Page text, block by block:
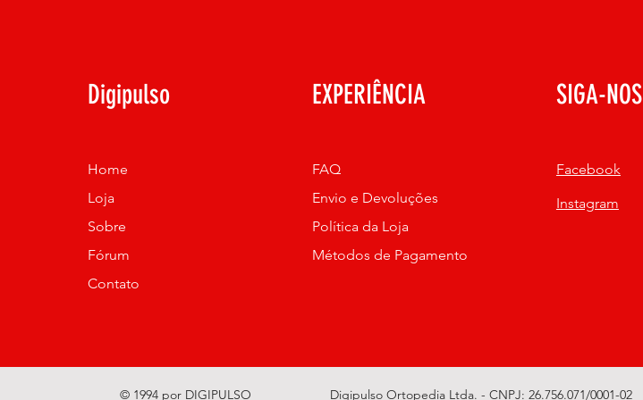
Digipulso
Home
Loja
Sobre
Fórum
Contato
EXPERIÊNCIA
FAQ
Envio e Devoluções
Política da Loja
Métodos de Pagamento
SIGA-NOS
Facebook
Instagram
© 1994 por DIGIPULSO Digipulso Ortopedia Ltda. - CNPJ: 26.756.071/0001-02